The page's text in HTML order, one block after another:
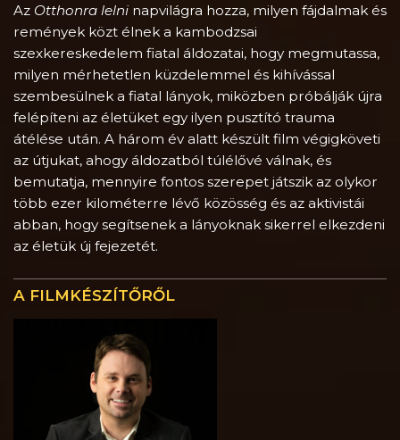
Az Otthonra lelni napvilágra hozza, milyen fájdalmak és
remények közt élnek a kambodzsai
szexkereskedelem fiatal áldozatai, hogy megmutassa,
milyen mérhetetlen küzdelemmel és kihívással
szembesülnek a fiatal lányok, miközben próbálják újra
felépíteni az életüket egy ilyen pusztító trauma
átélése után. A három év alatt készült film végigköveti
az útjukat, ahogy áldozatból túlélővé válnak, és
bemutatja, mennyire fontos szerepet játszik az olykor
több ezer kilométerre lévő közösség és az aktivistái
abban, hogy segítsenek a lányoknak sikerrel elkezdeni
az életük új fejezetét.
A FILMKÉSZÍTŐRŐL